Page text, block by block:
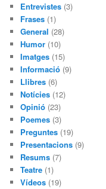
Entrevistes (3)
Frases (1)
General (28)
Humor (10)
Imatges (15)
Informació (9)
Llibres (6)
Notícies (12)
Opinió (23)
Poemes (3)
Preguntes (19)
Presentacions (9)
Resums (7)
Teatre (1)
Vídeos (19)